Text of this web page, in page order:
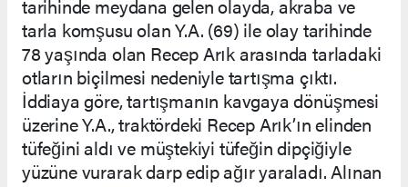
tarihinde meydana gelen olayda, akraba ve
tarla komşusu olan Y.A. (69) ile olay tarihinde
78 yaşında olan Recep Arık arasında tarladaki
otların biçilmesi nedeniyle tartışma çıktı.
İddiaya göre, tartışmanın kavgaya dönüşmesi
üzerine Y.A., traktördeki Recep Arık’ın elinden
tüfeğini aldı ve müştekiyi tüfeğin dipçiğiyle
yüzüne vurarak darp edip ağır yaraladı. Alınan